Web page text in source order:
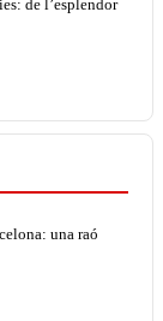
de l’esplendor
una raó